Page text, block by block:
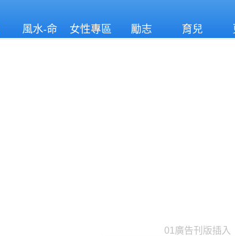
風水-命
女性專區 勵志 育兒
01廣告刊版插入